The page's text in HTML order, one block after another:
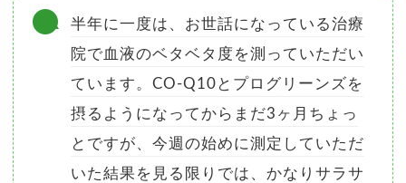
半年に一度は、お世話になっている治療
院で血液のベタベタ度を測っていただい
ています。CO-Q10とプログリーンズを
摂るようになってからまだ3ヶ月ちょっ
とですが、今週の始めに測定していただ
いた結果を見る限りでは、かなりサラサ